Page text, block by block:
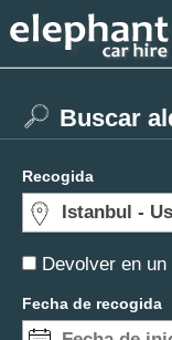
Devolver en
Buscar
Recogida
Fecha de recogida